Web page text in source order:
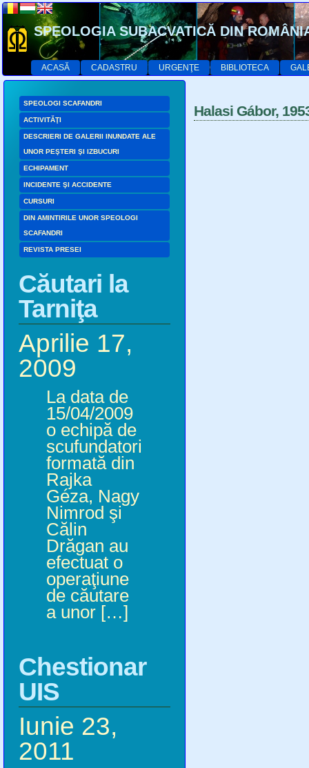
SPEOLOGIA SUBACVATICĂ DIN
ACASĂ CADASTRU URGENŢE BIBLIOTECA
SPEOLOGI SCAFANDRI
ACTIVITĂŢI
DESCRIERI DE GALERII INUNDATE ALE
UNOR PEŞTERI ŞI IZBUCURI
ECHIPAMENT
INCIDENTE ŞI ACCIDENTE
CURSURI
DIN AMINTIRILE UNOR SPEOLOGI
SCAFANDRI
REVISTA PRESEI
Căutari la
Tarniţa
Aprilie 17,
2009
La data de
15/04/2009
o echipă de
scufundatori
formată din
Rajka
Géza, Nagy
Nimrod şi
Călin
Drăgan au
efectuat o
operaţiune
de căutare
a unor […]
Chestionar
UIS
Iunie 23,
2011
Halasi Gábor,